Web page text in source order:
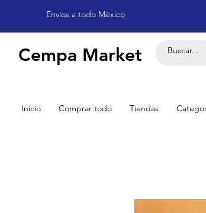
Envíos a todo México
Cempa Market
Inicio Comprar todo Tiendas